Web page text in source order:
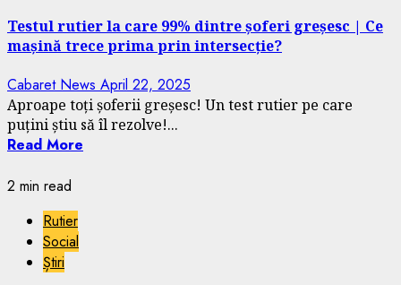
Testul rutier la care 99% dintre șoferi greșesc | Ce
mașină trece prima prin intersecție?
Cabaret News April 22, 2025
Aproape toți șoferii greșesc! Un test rutier pe care
puțini știu să îl rezolve!...
Read More
2 min read
Rutier
Social
Știri